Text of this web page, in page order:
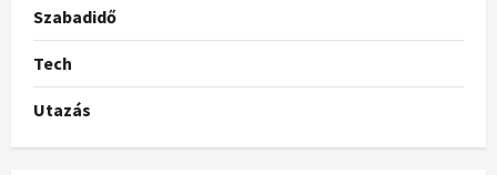
Szabadidő
Tech
Utazás